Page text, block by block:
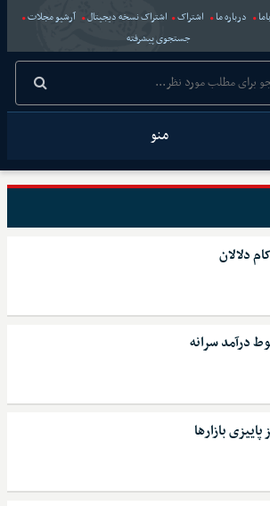
درباره ما اشتراک اشتراک نسخه دیجیتال
آرشیو مجلات
جستجوی پیشرفته
منو
دلالان
درآمد سرانه
بازارها